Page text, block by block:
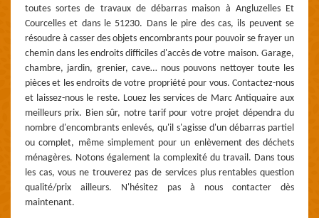
toutes sortes de travaux de débarras maison à Angluzelles Et
Courcelles et dans le 51230. Dans le pire des cas, ils peuvent se
résoudre à casser des objets encombrants pour pouvoir se frayer un
chemin dans les endroits difficiles d'accès de votre maison. Garage,
chambre, jardin, grenier, cave… nous pouvons nettoyer toute les
pièces et les endroits de votre propriété pour vous. Contactez-nous
et laissez-nous le reste. Louez les services de Marc Antiquaire aux
meilleurs prix. Bien sûr, notre tarif pour votre projet dépendra du
nombre d'encombrants enlevés, qu'il s'agisse d'un débarras partiel
ou complet, même simplement pour un enlèvement des déchets
ménagères. Notons également la complexité du travail. Dans tous
les cas, vous ne trouverez pas de services plus rentables question
qualité/prix ailleurs. N'hésitez pas à nous contacter dès
maintenant.